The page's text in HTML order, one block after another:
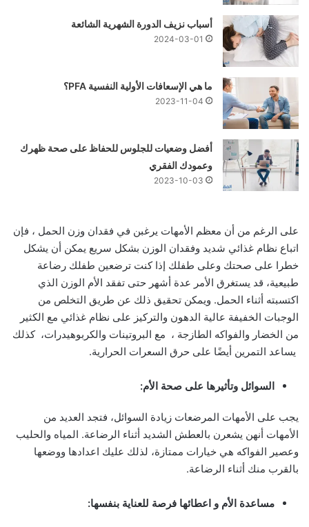
أسباب نزيف الدورة الشهرية الشائعة
2024-03-01
ما هي الإسعافات الأولية النفسية PFA؟
2023-11-04
أفضل وضعيات للجلوس للحفاظ على صحة ظهرك
وعمودك الفقري
2023-10-03
على الرغم من أن معظم الأمهات يرغبن في فقدان وزن الحمل ، فإن
اتباع نظام غذائي شديد وفقدان الوزن بشكل سريع يمكن أن يشكل
خطرا على صحتك وعلى طفلك إذا كنت ترضعين طفلك رضاعة
طبيعية، قد يستغرق الأمر عدة أشهر حتى تفقد الأم الوزن الذي
اكتسبته أثناء الحمل. ويمكن تحقيق ذلك عن طريق التخلص من
الوجبات الخفيفة عالية الدهون والتركيز على نظام غذائي مع الكثير
من الخضار والفواكه الطازجة ، مع البروتينات والكربوهيدرات، كذلك
يساعد التمرين أيضًا على حرق السعرات الحرارية.
السوائل وتأثيرها على صحة الأم:
يجب على الأمهات المرضعات زيادة السوائل، فتجد العديد من
الأمهات أنهن يشعرن بالعطش الشديد أثناء الرضاعة. المياه والحليب
وعصير الفواكه هي خيارات ممتازة، لذلك عليك اعدادها ووضعها
بالقرب منك أثناء الرضاعة.
مساعدة الأم و اعطائها فرصة للعناية بنفسها: